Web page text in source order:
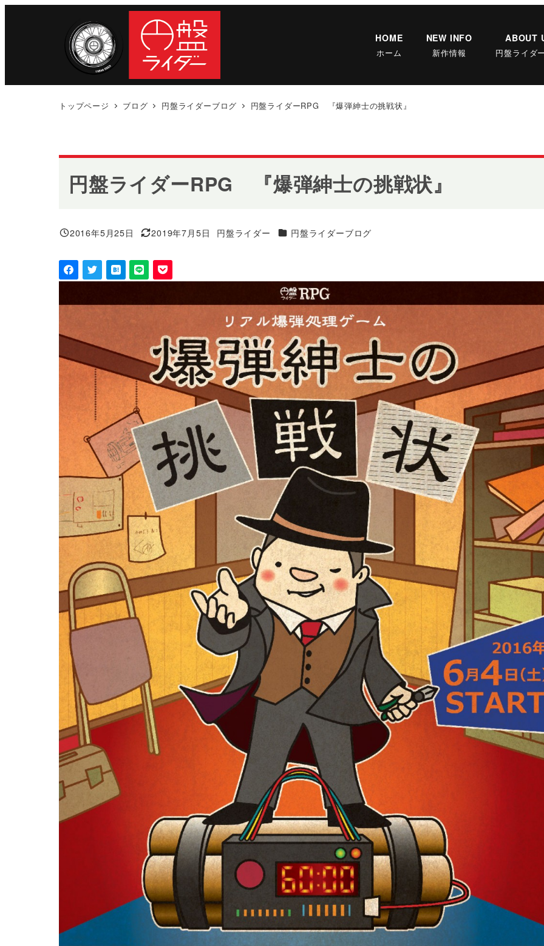
HOME
ホーム
NEW INFO
新作情報
ABOUT
円盤ライダ
トップページ ブログ 円盤ライダーブログ 円盤ライダーRPG 『爆弾紳士の挑戦状』
円盤ライダーRPG 『爆弾紳士の挑戦状』
投稿日
2016年5月25日
更新日
2019年7月5日
著
円盤ライダー カテゴリー
円盤ライダーブログ